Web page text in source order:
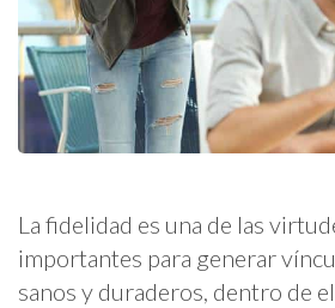
La fidelidad es una de las
importantes para generar
sanos y duraderos, dentro de